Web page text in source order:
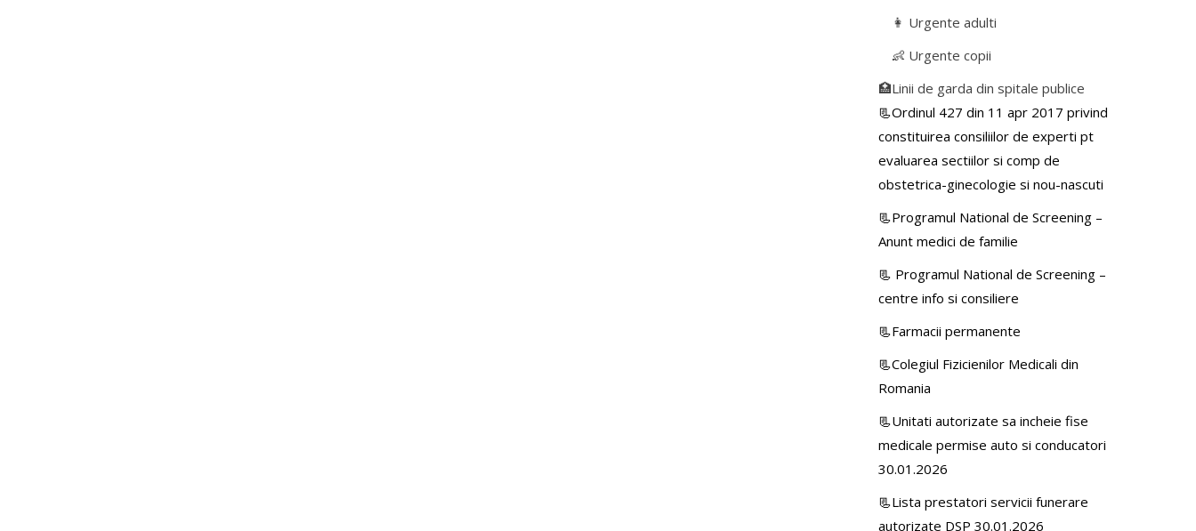
👩 Urgente adulti
👶 Urgente copii
🏥Linii de garda din spitale publice
📃Ordinul 427 din 11 apr 2017 privind
constituirea consiliilor de experti pt
evaluarea sectiilor si comp de
obstetrica-ginecologie si nou-nascuti
📃Programul National de Screening –
Anunt medici de familie
📃 Programul National de Screening –
centre info si consiliere
📃Farmacii permanente
📃Colegiul Fizicienilor Medicali din
Romania
📃Unitati autorizate sa incheie fise
medicale permise auto si conducatori
30.01.2026
📃Lista prestatori servicii funerare
autorizate DSP 30.01.2026